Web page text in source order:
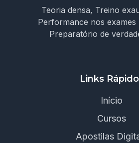
Teoria densa, Treino
Performance nos exames
Preparatório de
Links
Início
Cursos
Apostilas